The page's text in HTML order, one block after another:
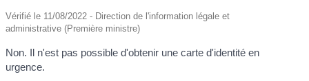
Vérifié le 11/08/2022 - Direction de l'information légale et
administrative (Première ministre)
Non. Il n'est pas possible d'obtenir une carte d'identité en
urgence.